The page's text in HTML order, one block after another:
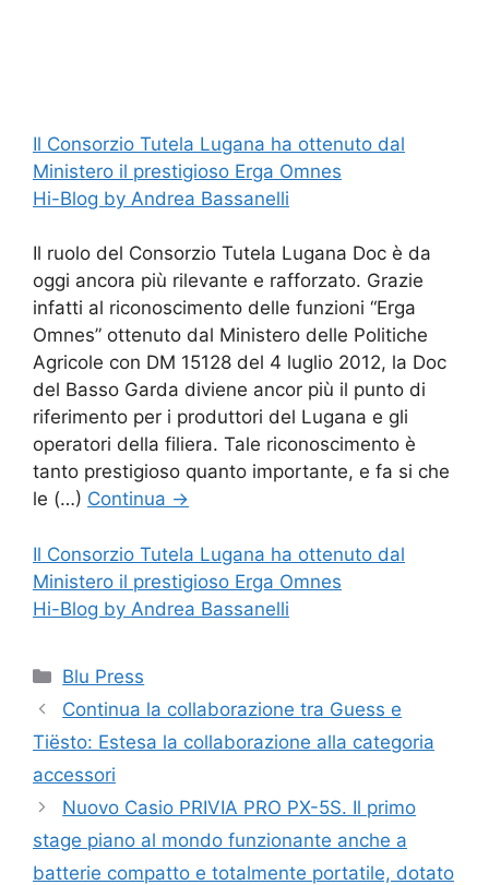
Il Consorzio Tutela Lugana ha ottenuto dal
Ministero il prestigioso Erga Omnes
Hi-Blog by Andrea Bassanelli
Il ruolo del Consorzio Tutela Lugana Doc è da
oggi ancora più rilevante e rafforzato. Grazie
infatti al riconoscimento delle funzioni “Erga
Omnes” ottenuto dal Ministero delle Politiche
Agricole con DM 15128 del 4 luglio 2012, la Doc
del Basso Garda diviene ancor più il punto di
riferimento per i produttori del Lugana e gli
operatori della filiera. Tale riconoscimento è
tanto prestigioso quanto importante, e fa si che
le (…) Continua →
Il Consorzio Tutela Lugana ha ottenuto dal
Ministero il prestigioso Erga Omnes
Hi-Blog by Andrea Bassanelli
Categorie
Blu Press
Continua la collaborazione tra Guess e
Tiësto: Estesa la collaborazione alla categoria
accessori
Nuovo Casio PRIVIA PRO PX-5S. Il primo
stage piano al mondo funzionante anche a
batterie compatto e totalmente portatile, dotato